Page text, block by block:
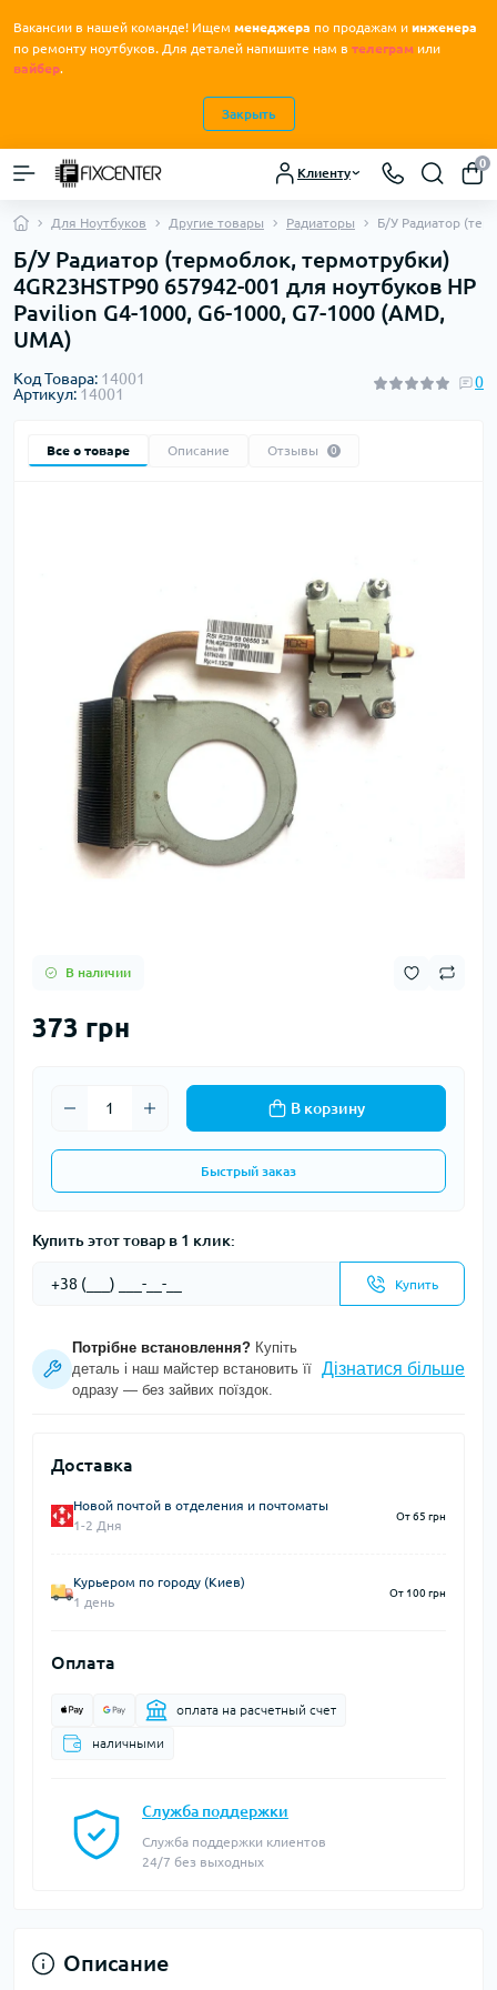
Вакансии в нашей команде! Ищем менеджера по продажам и инженера
по ремонту ноутбуков. Для деталей напишите нам в телеграм или
вайбер.
Закрыть
Клиенту
0
Для Ноутбуков Другие товары Радиаторы Б/У Радиатор
Б/У Радиатор (термоблок, термотрубки)
4GR23HSTP90 657942-001 для ноутбуков HP
Pavilion G4-1000, G6-1000, G7-1000 (AMD,
UMA)
Код Товара: 14001
Артикул: 14001
0
Все о товаре Описание Отзывы 0
В наличии
373 грн
В корзину
Быстрый заказ
Купить этот товар в 1 клик:
Купить
Потрібне встановлення? Купіть
деталь і наш майстер встановить її
одразу — без зайвих поїздок.
Дізнатися більше
Доставка
Новой почтой в отделения и почтоматы
1-2 Дня
От 65 грн
Курьером по городу (Киев)
1 день
От 100 грн
Оплата
оплата на расчетный счет
наличными
Служба поддержки
Служба поддержки клиентов
24/7 без выходных
Описание